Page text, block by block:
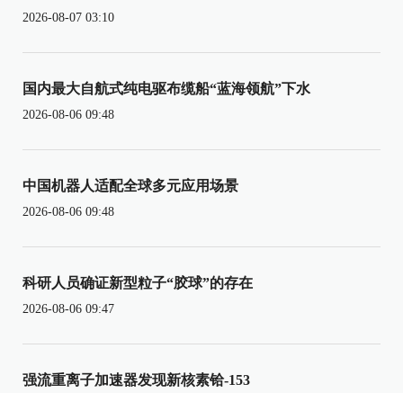
2026-08-07 03:10
国内最大自航式纯电驱布缆船“蓝海领航”下水
2026-08-06 09:48
中国机器人适配全球多元应用场景
2026-08-06 09:48
科研人员确证新型粒子“胶球”的存在
2026-08-06 09:47
强流重离子加速器发现新核素铪-153